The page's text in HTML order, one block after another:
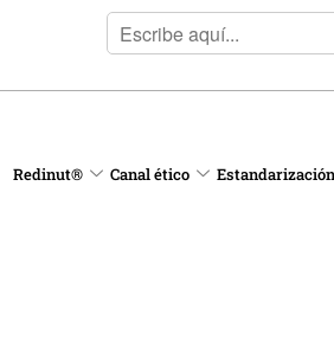
Redinut® Canal ético